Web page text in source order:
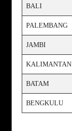
BALI
PALEMBANG
JAMBI
KALIMANTAN
BATAM
BENGKULU